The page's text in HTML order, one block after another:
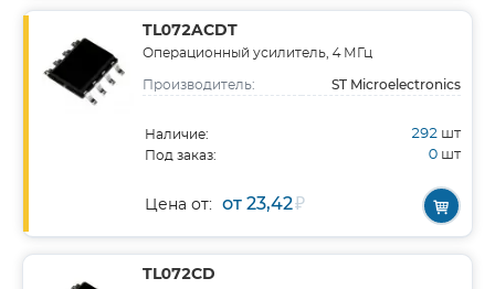
TL072ACDT
Операционный усилитель, 4 МГц
Производитель: ST Microelectronics
Наличие: 292 шт
Под заказ: 0 шт
Цена от: от 23,42₽
TL072CD